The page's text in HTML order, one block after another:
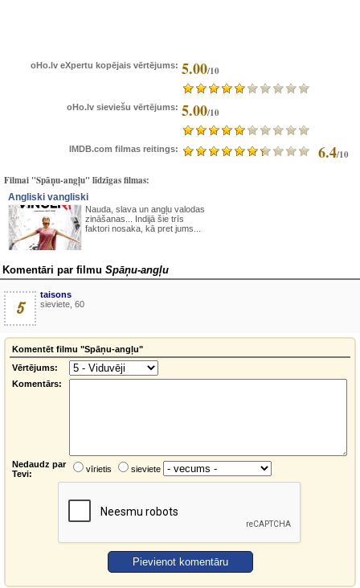
oHo.lv eXpertu kopējais vērtējums: 5.00/10
oHo.lv sieviešu vērtējums: 5.00/10
IMDB.com filmas reitings: 6.4/10
Filmai "Spāņu-angļu" līdzīgas filmas:
Angliski vangliski
Nauda, slava un angļu valodas
zināšanas... Indijā šie trīs
faktori nosaka, kā pret jums...
Komentāri par filmu Spāņu-angļu
5
taisons
sieviete, 60
Komentēt filmu "Spāņu-angļu"
Vērtējums:
Komentārs:
Nedaudz par
Tevi:
vīrietis sieviete